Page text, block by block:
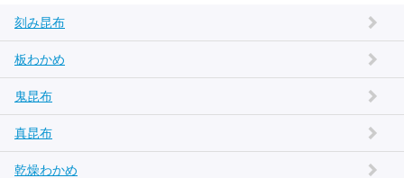
刻み昆布
板わかめ
鬼昆布
真昆布
乾燥わかめ